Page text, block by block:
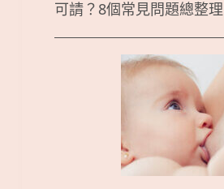
可請？8個常見問題總整理